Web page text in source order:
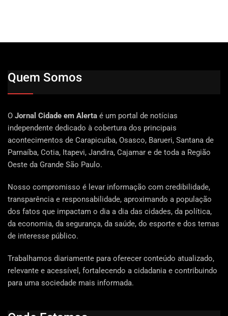
Quem Somos
O Jornal Cidade em Alerta é um portal de notícias
independente dedicado à cobertura dos principais
acontecimentos de Carapicuíba, Osasco, Barueri, Santana de
Parnaíba, Cotia, Itapevi, Jandira, Cajamar e de toda a Região
Oeste da Grande São Paulo.
Nosso compromisso é levar informação com credibilidade,
transparência e responsabilidade, aproximando a população
dos fatos que impactam o dia a dia das cidades, da política,
da economia, da segurança, da saúde, do esporte e dos temas
de interesse público.
Trabalhamos diariamente para oferecer conteúdo atualizado,
relevante e acessível, fortalecendo a cidadania e contribuindo
para uma sociedade mais informada.